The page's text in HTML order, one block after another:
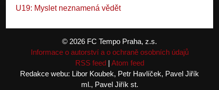
U19: Myslet neznamená vědět
© 2026 FC Tempo Praha, z.s.
Informace o autorství a o ochraně osobních údajů
RSS feed| Atom feed
Redakce webu: Libor Koubek, Petr Havlíček, Pavel Jiřík
ml., Pavel Jiřík st.